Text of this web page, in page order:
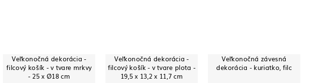
Veľkonočná dekorácia -
filcový košík - v tvare mrkvy
- 25 x Ø18 cm
Veľkonočná dekorácia -
filcový košík - v tvare plota -
19,5 x 13,2 x 11,7 cm
Veľkonočná závesná
dekorácia - kuriatko, filc